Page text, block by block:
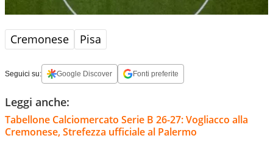
Cremonese Pisa
Seguici su: Google Discover Fonti preferite
Leggi anche:
Tabellone Calciomercato Serie B 26-27: Vogliacco alla
Cremonese, Strefezza ufficiale al Palermo